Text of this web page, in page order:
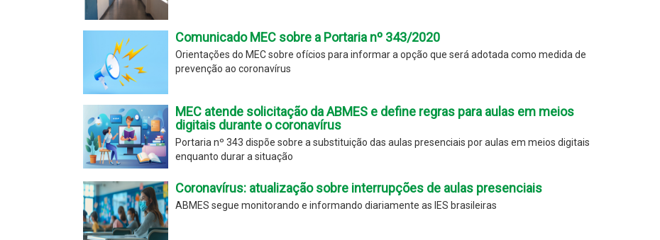
Comunicado MEC sobre a Portaria nº 343/2020
Orientações do MEC sobre ofícios para informar a opção que será adotada como medida de
prevenção ao coronavírus
MEC atende solicitação da ABMES e define regras para aulas em meios
digitais durante o coronavírus
Portaria nº 343 dispõe sobre a substituição das aulas presenciais por aulas em meios digitais
enquanto durar a situação
Coronavírus: atualização sobre interrupções de aulas presenciais
ABMES segue monitorando e informando diariamente as IES brasileiras